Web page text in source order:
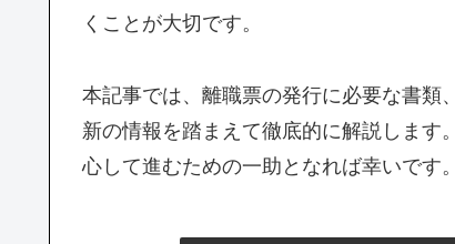
くことが大切です。
本記事では、離職票の発行に必要な書類
新の情報を踏まえて徹底的に解説します
心して進むための一助となれば幸いです。